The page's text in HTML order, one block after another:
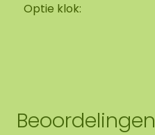
Optie klok:
Beoordelingen